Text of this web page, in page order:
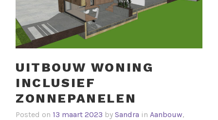
UITBOUW WONING
INCLUSIEF
ZONNEPANELEN
Posted on 13 maart 2023 by Sandra in Aanbouw,